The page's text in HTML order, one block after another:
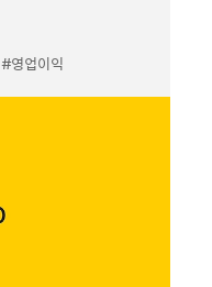
#영업이익